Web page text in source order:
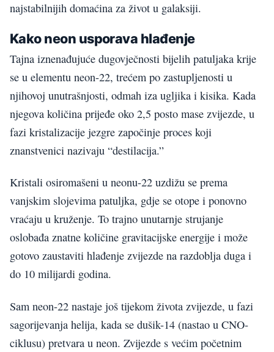
najstabilnijih domaćina za život u galaksiji.
Kako neon usporava hlađenje
Tajna iznenađujuće dugovječnosti bijelih patuljaka krije
se u elementu neon-22, trećem po zastupljenosti u
njihovoj unutrašnjosti, odmah iza ugljika i kisika. Kada
njegova količina prijeđe oko 2,5 posto mase zvijezde, u
fazi kristalizacije jezgre započinje proces koji
znanstvenici nazivaju “destilacija.”
Kristali osiromašeni u neonu-22 uzdižu se prema
vanjskim slojevima patuljka, gdje se otope i ponovno
vraćaju u kruženje. To trajno unutarnje strujanje
oslobađa znatne količine gravitacijske energije i može
gotovo zaustaviti hlađenje zvijezde na razdoblja duga i
do 10 milijardi godina.
Sam neon-22 nastaje još tijekom života zvijezde, u fazi
sagorijevanja helija, kada se dušik-14 (nastao u CNO-
ciklusu) pretvara u neon. Zvijezde s većim početnim